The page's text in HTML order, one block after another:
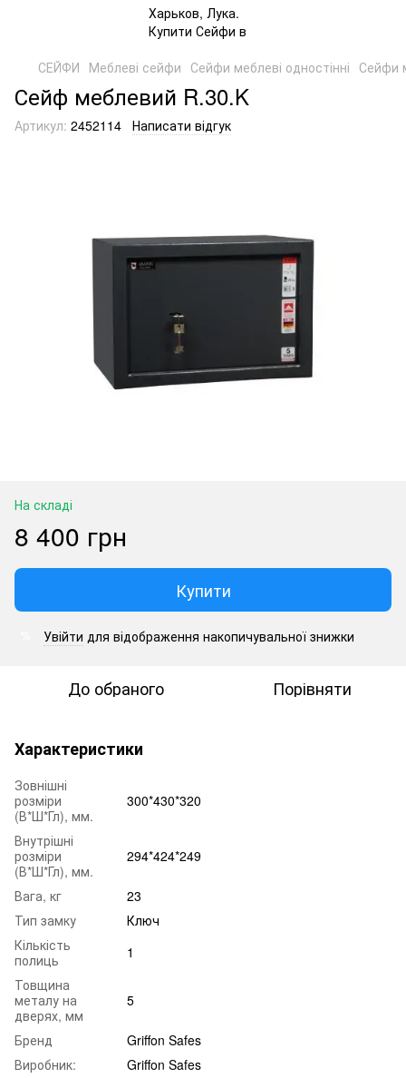
СЕЙФИ Меблеві сейфи Сейфи меблеві одностінні Сейфи
Сейф меблевий R.30.K
Артикул: 2452114 Написати відгук
На складі
8 400 грн
Купити
Увійти для відображення накопичувальної знижки
До обраного Порівняти
Характеристики
Зовнішні
розміри
(В*Ш*Гл), мм.
300*430*320
Внутрішні
розміри
(В*Ш*Гл), мм.
294*424*249
Вага, кг
23
Тип замку
Ключ
Кількість
полиць
1
Товщина
металу на
дверях, мм
5
Бренд
Griffon Safes
Виробник:
Griffon Safes